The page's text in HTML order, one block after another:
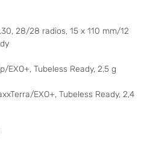
28/28 radios, 15 x 110 mm/12
EXO+, Tubeless Ready, 2,5 g
EXO+, Tubeless Ready, 2,4